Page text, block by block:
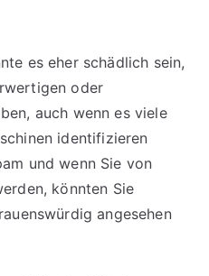
es eher schädlich sein,
oder
auch wenn es viele
identifizieren
und wenn Sie von
könnten Sie
angesehen